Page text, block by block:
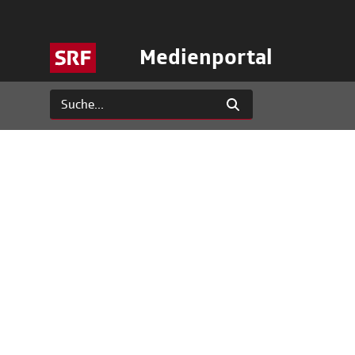
Medienportal